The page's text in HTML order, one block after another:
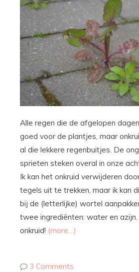
Alle regen die de afgelopen
goed voor de plantjes, maar
al die lekkere regenbuitjes. De
sprieten steken overal in onze
Ik kan het onkruid verwijderen
tegels uit te trekken, maar ik kan
bij de (letterlijke) wortel
twee ingrediënten: water en
onkruid! (more…)
3 Comments